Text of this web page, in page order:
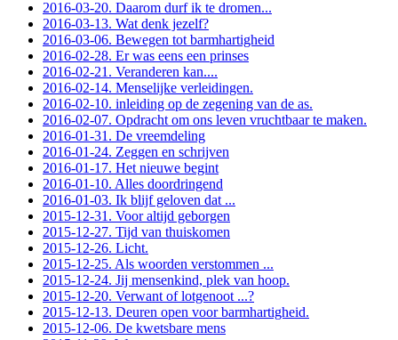
2016-03-20. Daarom durf ik te dromen...
2016-03-13. Wat denk jezelf?
2016-03-06. Bewegen tot barmhartigheid
2016-02-28. Er was eens een prinses
2016-02-21. Veranderen kan....
2016-02-14. Menselijke verleidingen.
2016-02-10. inleiding op de zegening van de as.
2016-02-07. Opdracht om ons leven vruchtbaar te maken.
2016-01-31. De vreemdeling
2016-01-24. Zeggen en schrijven
2016-01-17. Het nieuwe begint
2016-01-10. Alles doordringend
2016-01-03. Ik blijf geloven dat ...
2015-12-31. Voor altijd geborgen
2015-12-27. Tijd van thuiskomen
2015-12-26. Licht.
2015-12-25. Als woorden verstommen ...
2015-12-24. Jij mensenkind, plek van hoop.
2015-12-20. Verwant of lotgenoot ...?
2015-12-13. Deuren open voor barmhartigheid.
2015-12-06. De kwetsbare mens